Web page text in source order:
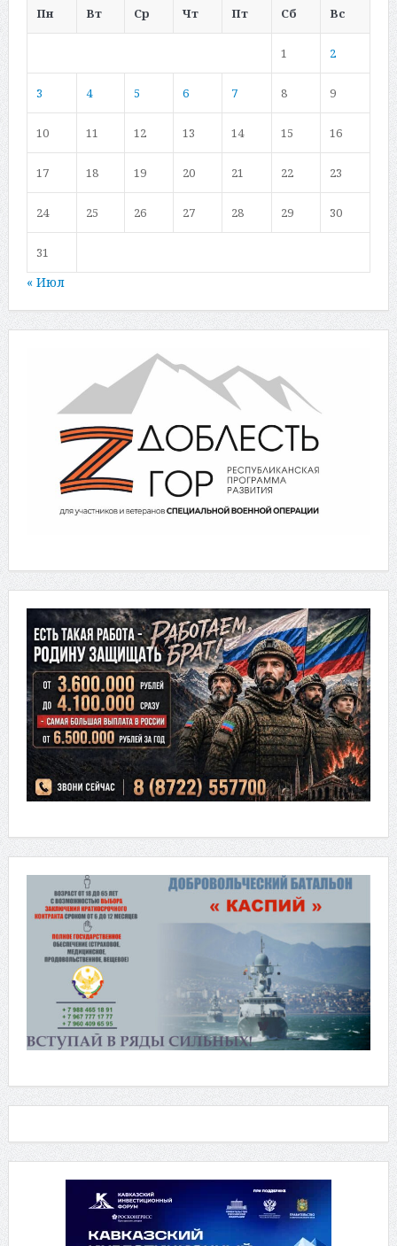
Пн
Вт Ср Чт Пт Сб Вс
1 2
3 4 5 6 7 8 9
10 11 12 13 14 15 16
17 18 19 20 21 22 23
24 25 26 27 28 29 30
31
« Июл